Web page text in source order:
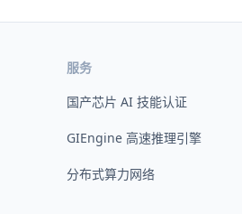
服务
国产芯片 AI 技能认证
GIEngine 高速推理引擎
分布式算力网络